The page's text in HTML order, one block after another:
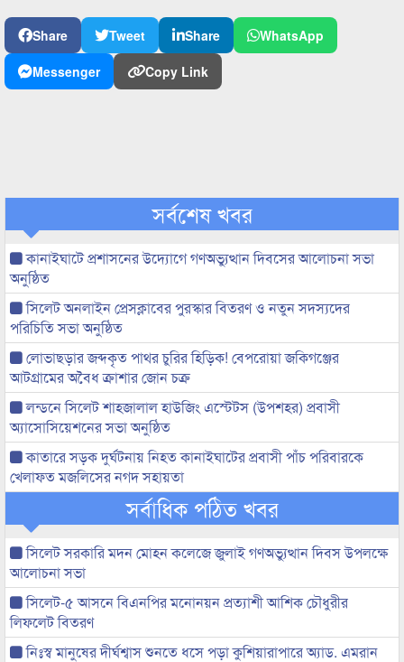
Share Tweet Share
WhatsApp
Messenger
Copy Link
সর্বশেষ খবর
কানাইঘাটে প্রশাসনের উদ্যোগে গণঅভ্যুত্থান দিবসের আলোচনা সভা
অনুষ্ঠিত
সিলেট অনলাইন প্রেসক্লাবের পুরস্কার বিতরণ ও নতুন সদস্যদের
পরিচিতি সভা অনুষ্ঠিত
লোভাছড়ার জব্দকৃত পাথর চুরির হিড়িক! বেপরোয়া জকিগঞ্জের
আটগ্রামের অবৈধ ক্রাশার জোন চক্র
লন্ডনে সিলেট শাহজালাল হাউজিং এস্টেটস (উপশহর) প্রবাসী
অ্যাসোসিয়েশনের সভা অনুষ্ঠিত
কাতারে সড়ক দুর্ঘটনায় নিহত কানাইঘাটের প্রবাসী পাঁচ পরিবারকে
খেলাফত মজলিসের নগদ সহায়তা
সর্বাধিক পঠিত খবর
সিলেট সরকারি মদন মোহন কলেজে জুলাই গণঅভ্যুত্থান দিবস উপলক্ষে
আলোচনা সভা
সিলেট-৫ আসনে বিএনপির মনোনয়ন প্রত্যাশী আশিক চৌধুরীর
লিফলেট বিতরণ
নিঃস্ব মানুষের দীর্ঘশ্বাস শুনতে ধসে পড়া কুশিয়ারাপারে অ্যাড. এমরান